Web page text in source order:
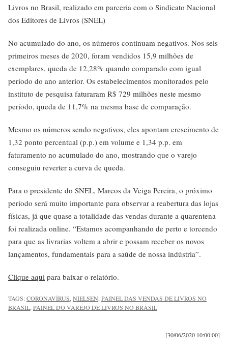
Livros no Brasil, realizado em parceria com o Sindicato Nacional
dos Editores de Livros (SNEL)
No acumulado do ano, os números continuam negativos. Nos seis
primeiros meses de 2020, foram vendidos 15,9 milhões de
exemplares, queda de 12,28% quando comparado com igual
período do ano anterior. Os estabelecimentos monitorados pelo
instituto de pesquisa faturaram R$ 729 milhões neste mesmo
período, queda de 11,7% na mesma base de comparação.
Mesmo os números sendo negativos, eles apontam crescimento de
1,32 ponto percentual (p.p.) em volume e 1,34 p.p. em
faturamento no acumulado do ano, mostrando que o varejo
conseguiu reverter a curva de queda.
Para o presidente do SNEL, Marcos da Veiga Pereira, o próximo
período será muito importante para observar a reabertura das lojas
físicas, já que quase a totalidade das vendas durante a quarentena
foi realizada online. “Estamos acompanhando de perto e torcendo
para que as livrarias voltem a abrir e possam receber os novos
lançamentos, fundamentais para a saúde de nossa indústria”.
Clique aqui para baixar o relatório.
TAGS:CORONAVÍRUS NIELSEN PAINEL DAS VENDAS DE LIVROS NO
BRASIL PAINEL DO VAREJO DE LIVROS NO BRASIL
[30/06/2020 10:00:00]